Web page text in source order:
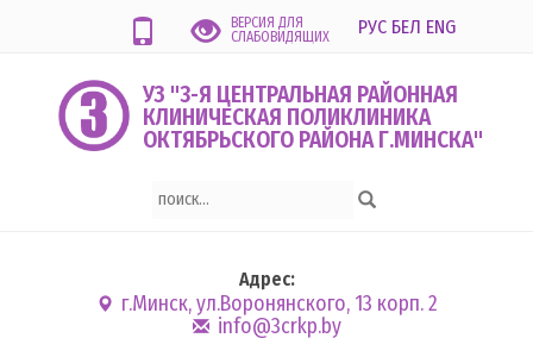
ВЕРСИЯ ДЛЯ
СЛАБОВИДЯЩИХ
РУС БЕЛ ENG
УЗ "3-Я ЦЕНТРАЛЬНАЯ РАЙОННАЯ
КЛИНИЧЕСКАЯ ПОЛИКЛИНИКА
ОКТЯБРЬСКОГО РАЙОНА Г.МИНСКА"
Адрес:
г.Минск, ул.Воронянского, 13 корп. 2
info@3crkp.by